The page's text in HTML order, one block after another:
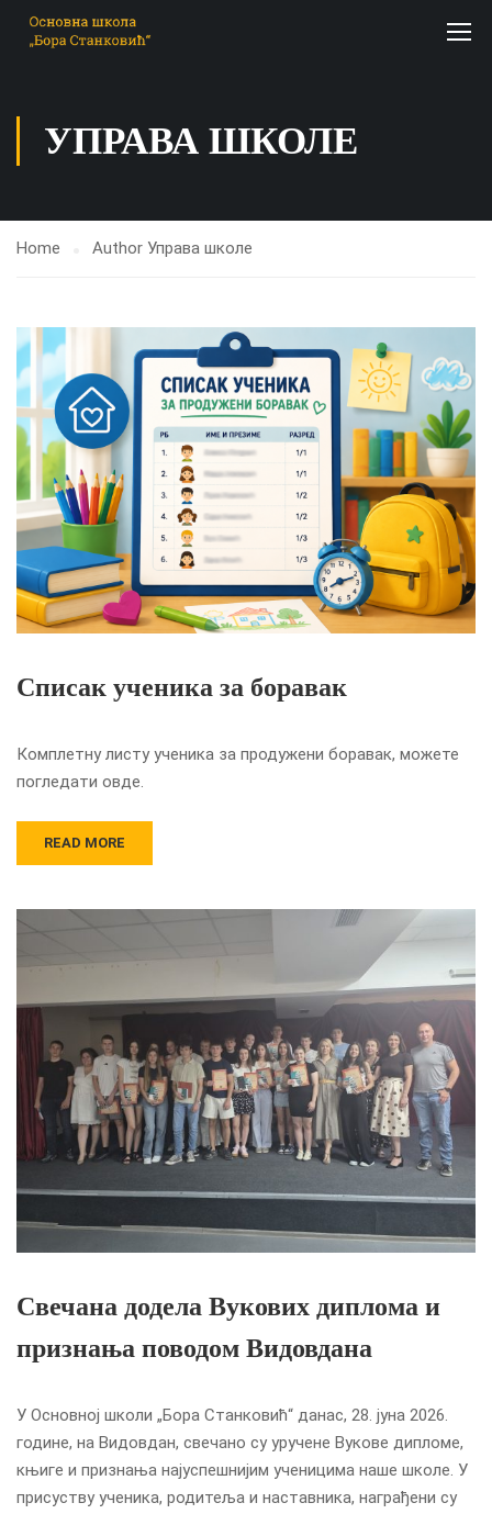
УПРАВА ШКОЛЕ
Home Author Управа школе
Списак ученика за боравак
Комплетну листу ученика за продужени боравак, можете
погледати овде.
READ MORE
Свечана додела Вукових диплома и
признања поводом Видовдана
У Основној школи „Бора Станковић“ данас, 28. јуна 2026.
године, на Видовдан, свечано су уручене Вукове дипломе,
књиге и признања најуспешнијим ученицима наше школе. У
присуству ученика, родитеља и наставника, награђени су